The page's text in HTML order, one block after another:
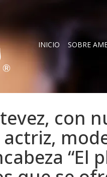
INICIO SOBRE
con